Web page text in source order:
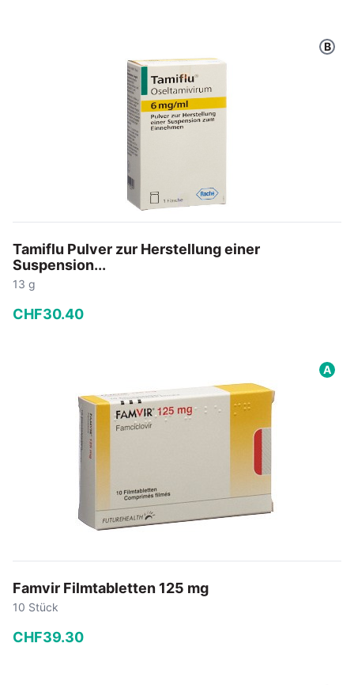
In den Warenkorb
B
Tamiflu Pulver zur Herstellung einer
Suspension...
13 g
CHF30.40
In den Warenkorb
A
Famvir Filmtabletten 125 mg
10 Stück
CHF39.30